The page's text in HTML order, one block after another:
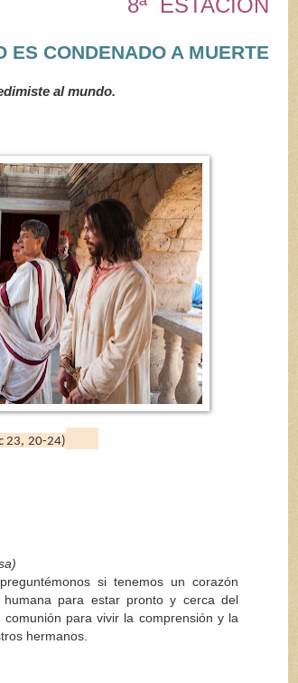
ES CONDENADO A MUERTE
al mundo.
23, 20-24)
si tenemos un corazón
para estar pronto y cerca del
para vivir la comprensión y la
hermanos.